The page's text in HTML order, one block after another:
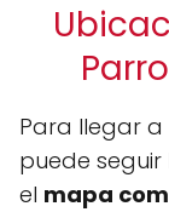
Para llegar a
puede seguir
el mapa